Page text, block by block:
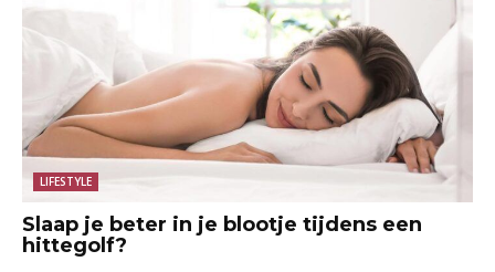
LIFESTYLE
Slaap je beter in je blootje tijdens een
hittegolf?